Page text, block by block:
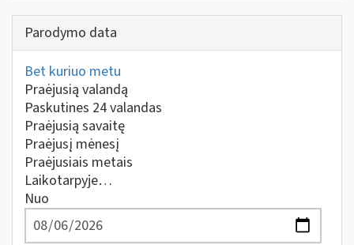
Parodymo data
Bet kuriuo metu
Praėjusią valandą
Paskutines 24 valandas
Praėjusią savaitę
Praėjusį mėnesį
Praėjusiais metais
Laikotarpyje…
Nuo